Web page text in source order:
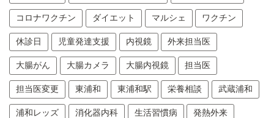
コロナワクチン ダイエット マルシェ ワクチン
休診日 児童発達支援 内視鏡 外来担当医
大腸がん 大腸カメラ 大腸内視鏡 担当医
担当医変更 東浦和 東浦和駅 栄養相談 武蔵浦和
浦和レッズ 消化器内科 生活習慣病 発熱外来